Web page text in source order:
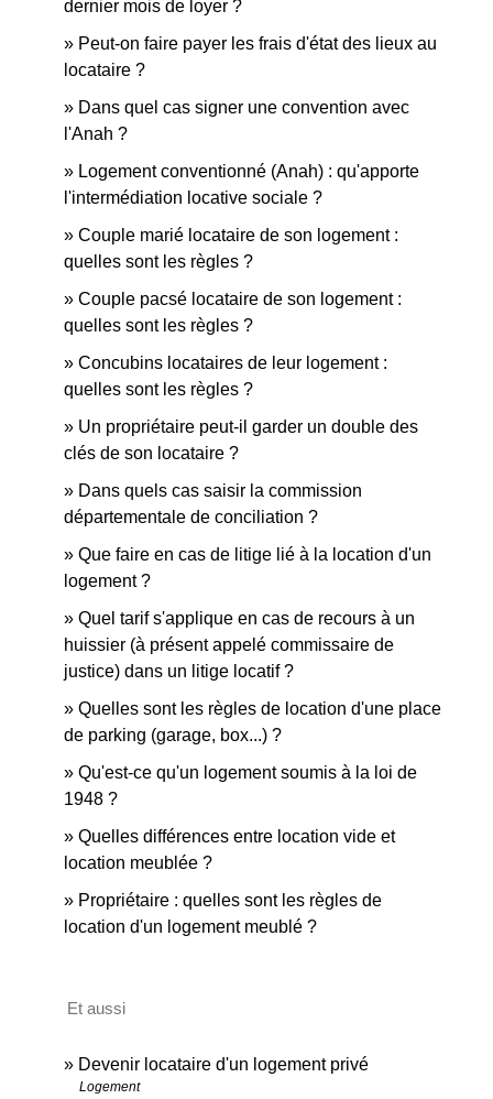
dernier mois de loyer ?
Peut-on faire payer les frais d'état des lieux au
locataire ?
Dans quel cas signer une convention avec
l'Anah ?
Logement conventionné (Anah) : qu'apporte
l'intermédiation locative sociale ?
Couple marié locataire de son logement :
quelles sont les règles ?
Couple pacsé locataire de son logement :
quelles sont les règles ?
Concubins locataires de leur logement :
quelles sont les règles ?
Un propriétaire peut-il garder un double des
clés de son locataire ?
Dans quels cas saisir la commission
départementale de conciliation ?
Que faire en cas de litige lié à la location d'un
logement ?
Quel tarif s'applique en cas de recours à un
huissier (à présent appelé commissaire de
justice) dans un litige locatif ?
Quelles sont les règles de location d'une place
de parking (garage, box...) ?
Qu'est-ce qu'un logement soumis à la loi de
1948 ?
Quelles différences entre location vide et
location meublée ?
Propriétaire : quelles sont les règles de
location d'un logement meublé ?
Et aussi
Devenir locataire d'un logement privé
Logement